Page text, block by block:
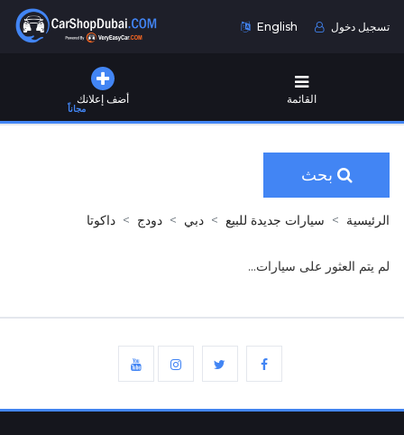
English تسجيل دخول
أضف إعلانك
مجاناً
القائمة
بحث
الرئيسية سيارات جديدة للبيع دبي دودج داكوتا
لم يتم العثور على سيارات...